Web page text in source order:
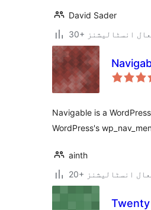
David Sader
فعال انسٹالیشنز
Navigable is a
WordPress's
ainth
فعال انسٹالیشنز
Twenty